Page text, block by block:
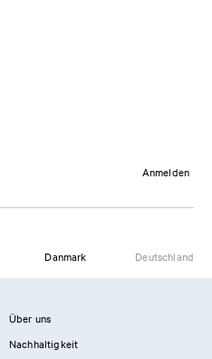
Anmelden
Danmark Deutschland
Über uns
Nachhaltigkeit